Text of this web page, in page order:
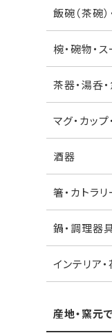
飯碗（茶碗）
椀・碗物・
茶器・湯呑
マグ・カップ
酒器
箸・カトラ
鍋・調理器
インテリア
産地・窯元